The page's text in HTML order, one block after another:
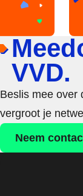
VVD.
Beslis mee over
vergroot je
Neem